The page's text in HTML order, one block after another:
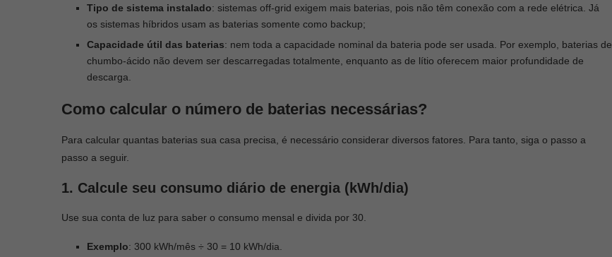
Tipo de sistema instalado: sistemas off-grid exigem mais baterias, pois não têm conexão com a rede elétrica. Já
os sistemas híbridos usam as baterias somente como backup;
Capacidade útil das baterias: nem toda a capacidade nominal da bateria pode ser usada. Por exemplo, baterias de
chumbo-ácido não devem ser descarregadas totalmente, enquanto as de lítio oferecem maior profundidade de
descarga.
Como calcular o número de baterias necessárias?
Para calcular quantas baterias sua casa precisa, é necessário considerar diversos fatores. Para tanto, siga o passo a
passo a seguir.
1. Calcule seu consumo diário de energia (kWh/dia)
Use sua conta de luz para saber o consumo mensal e divida por 30.
Exemplo: 300 kWh/mês ÷ 30 = 10 kWh/dia.